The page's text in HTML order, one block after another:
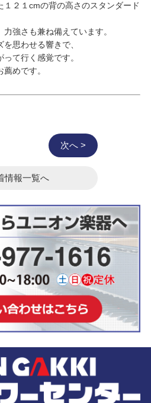
１２１cmの背の高さのスタンダード
強さも兼ね備えています。
思わせる響きで、
て行く感覚です。
めです。
次へ >
情報一覧へ